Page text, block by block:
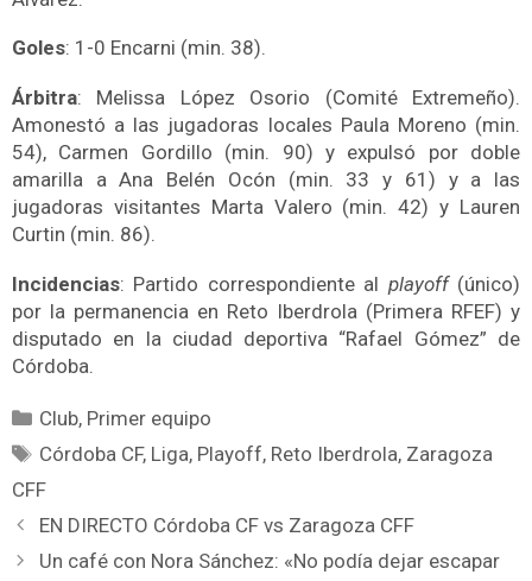
Goles: 1-0 Encarni (min. 38).
Árbitra: Melissa López Osorio (Comité Extremeño).
Amonestó a las jugadoras locales Paula Moreno (min.
54), Carmen Gordillo (min. 90) y expulsó por doble
amarilla a Ana Belén Ocón (min. 33 y 61) y a las
jugadoras visitantes Marta Valero (min. 42) y Lauren
Curtin (min. 86).
Incidencias: Partido correspondiente al playoff(único)
por la permanencia en Reto Iberdrola (Primera RFEF) y
disputado en la ciudad deportiva “Rafael Gómez” de
Córdoba.
Club, Primer equipo
Córdoba CF, Liga, Playoff, Reto Iberdrola, Zaragoza
CFF
EN DIRECTO Córdoba CF vs Zaragoza CFF
Un café con Nora Sánchez: «No podía dejar escapar